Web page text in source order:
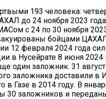
193 человека:
до 24 ноября 2023
с 24 по 30 ноября
бойцами
12 февраля 2024 года
в Нусейрате 8 июня
один заложник. 31
заложника доставили в
в Газе в 2014 году. В
заложников и